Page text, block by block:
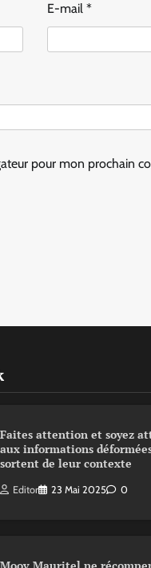
E-mail *
pour mon prochain
Faites attention et soyez
aux informations
sortent de leur contexte
Editor 23 Mai 2025 0
Moov Mauritel ne